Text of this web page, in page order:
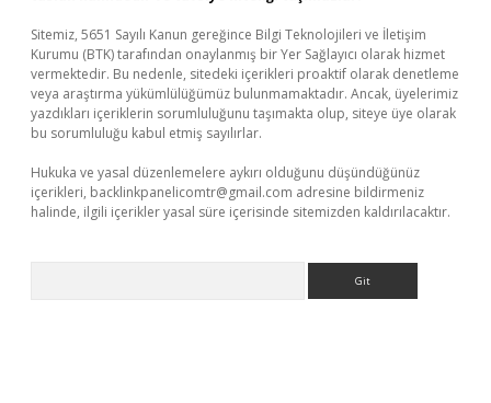
Sitemiz, 5651 Sayılı Kanun gereğince Bilgi Teknolojileri ve İletişim
Kurumu (BTK) tarafından onaylanmış bir Yer Sağlayıcı olarak hizmet
vermektedir. Bu nedenle, sitedeki içerikleri proaktif olarak denetleme
veya araştırma yükümlülüğümüz bulunmamaktadır. Ancak, üyelerimiz
yazdıkları içeriklerin sorumluluğunu taşımakta olup, siteye üye olarak
bu sorumluluğu kabul etmiş sayılırlar.
Hukuka ve yasal düzenlemelere aykırı olduğunu düşündüğünüz
içerikleri, backlinkpanelicomtr@gmail.com adresine bildirmeniz
halinde, ilgili içerikler yasal süre içerisinde sitemizden kaldırılacaktır.